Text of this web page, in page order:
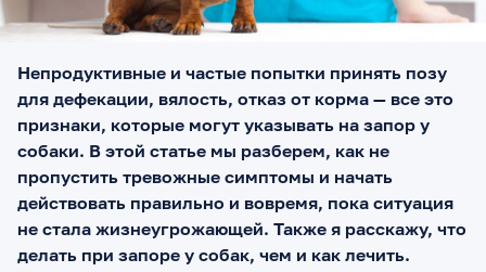
Непродуктивные и частые попытки принять позу
для дефекации, вялость, отказ от корма — все это
признаки, которые могут указывать на запор у
собаки. В этой статье мы разберем, как не
пропустить тревожные симптомы и начать
действовать правильно и вовремя, пока ситуация
не стала жизнеугрожающей. Также я расскажу, что
делать при запоре у собак, чем и как лечить.